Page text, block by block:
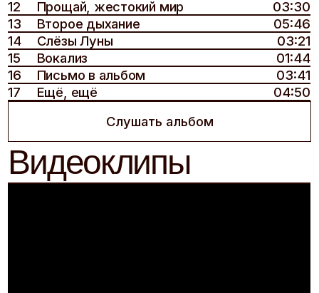
Слушать альбом
Видеоклипы